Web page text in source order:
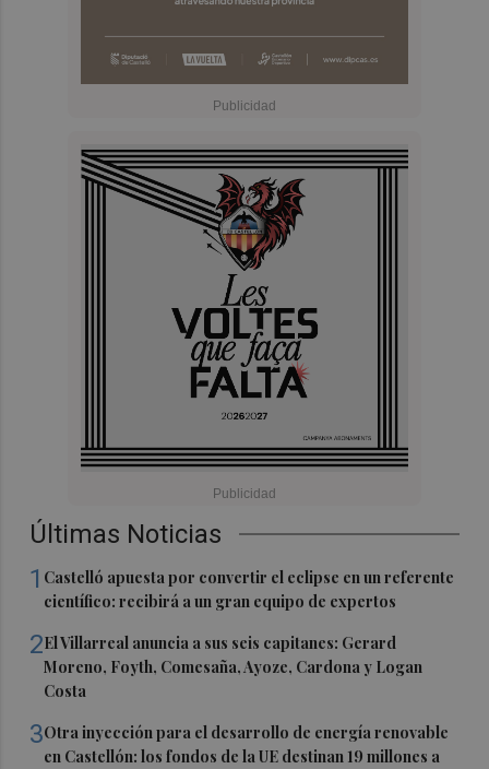
Últimas Noticias
1 Castelló apuesta por convertir el eclipse en un referente
científico: recibirá a un gran equipo de expertos
2El Villarreal anuncia a sus seis capitanes: Gerard
Moreno, Foyth, Comesaña, Ayoze, Cardona y Logan
Costa
3Otra inyección para el desarrollo de energía renovable
en Castellón: los fondos de la UE destinan 19 millones a